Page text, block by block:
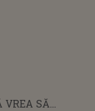
VREA SĂ